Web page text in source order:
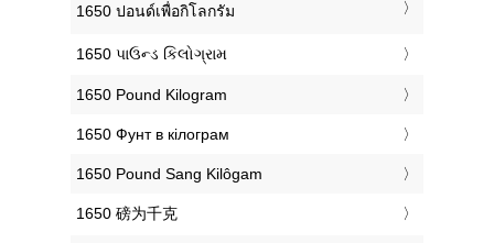
‎1650 ปอนด์เพื่อกิโลกรัม
‎1650 પાઉન્ડ કિલોગ્રામ
‎1650 Pound Kilogram
‎1650 Фунт в кілограм
‎1650 Pound Sang Kilôgam
‎1650 磅为千克